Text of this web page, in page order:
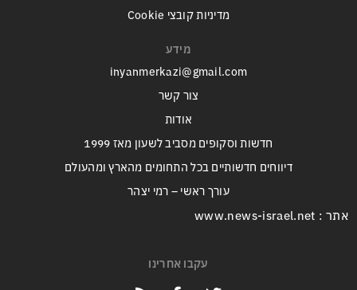
מדיניות קובצי Cookie
מידע
inyanmerkazi@gmail.com
צור קשר
אודות
חדשות וסקופים מסביב לשעון מאז 1999
דיווחים חדשותיים בכל התחומים מהארץ ומהעולם
עורך ראשי – רמי יצהר
אתר : www.news-israel.net
עקבו אחרינו